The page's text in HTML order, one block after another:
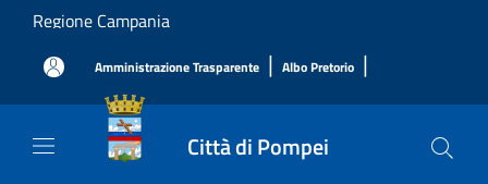
Salta al contenuto principale
Regione Campania
Amministrazione Trasparente | Albo Pretorio |
Città di Pompei